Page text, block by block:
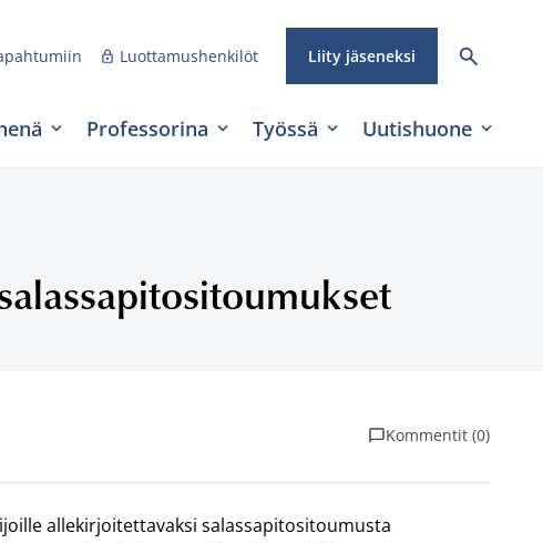
Luottamushenkilöt Liity jäseneksi
Professorina Työssä Uutishuone
Kommentit (0)
allekirjoitettavaksi salassapitositoumusta